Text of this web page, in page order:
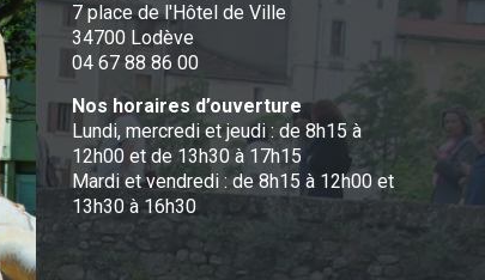
7 place de l'Hôtel de Ville
34700 Lodève
04 67 88 86 00
Nos horaires d’ouverture
Lundi, mercredi et jeudi : de 8h15 à
12h00 et de 13h30 à 17h15
Mardi et vendredi : de 8h15 à 12h00 et
13h30 à 16h30